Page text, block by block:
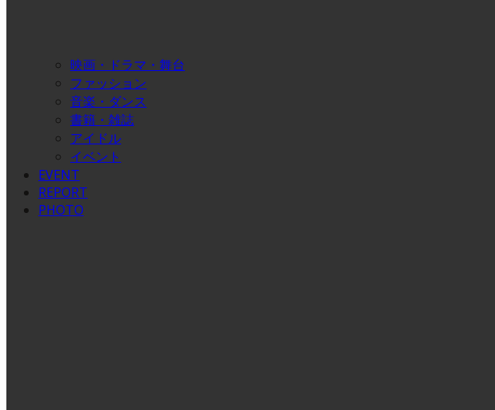
映画・ドラマ・舞台
ファッション
音楽・ダンス
書籍・雑誌
アイドル
イベント
EVENT
REPORT
PHOTO